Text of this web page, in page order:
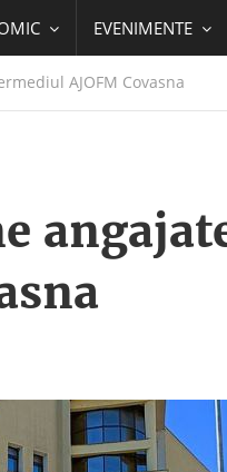
EVENIMENTE
AJOFM Covasna